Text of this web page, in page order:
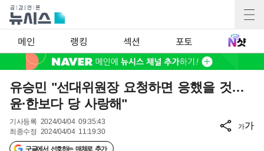
메인 랭킹 섹션 포토
유승민 "선대위원장 요청하면 응했을 것…
윤·한보다 당 사랑해"
기사등록 2024/04/04 09:35:43
최종수정 2024/04/04 11:19:30
구글에서 선호하는 매체로 추가
가가